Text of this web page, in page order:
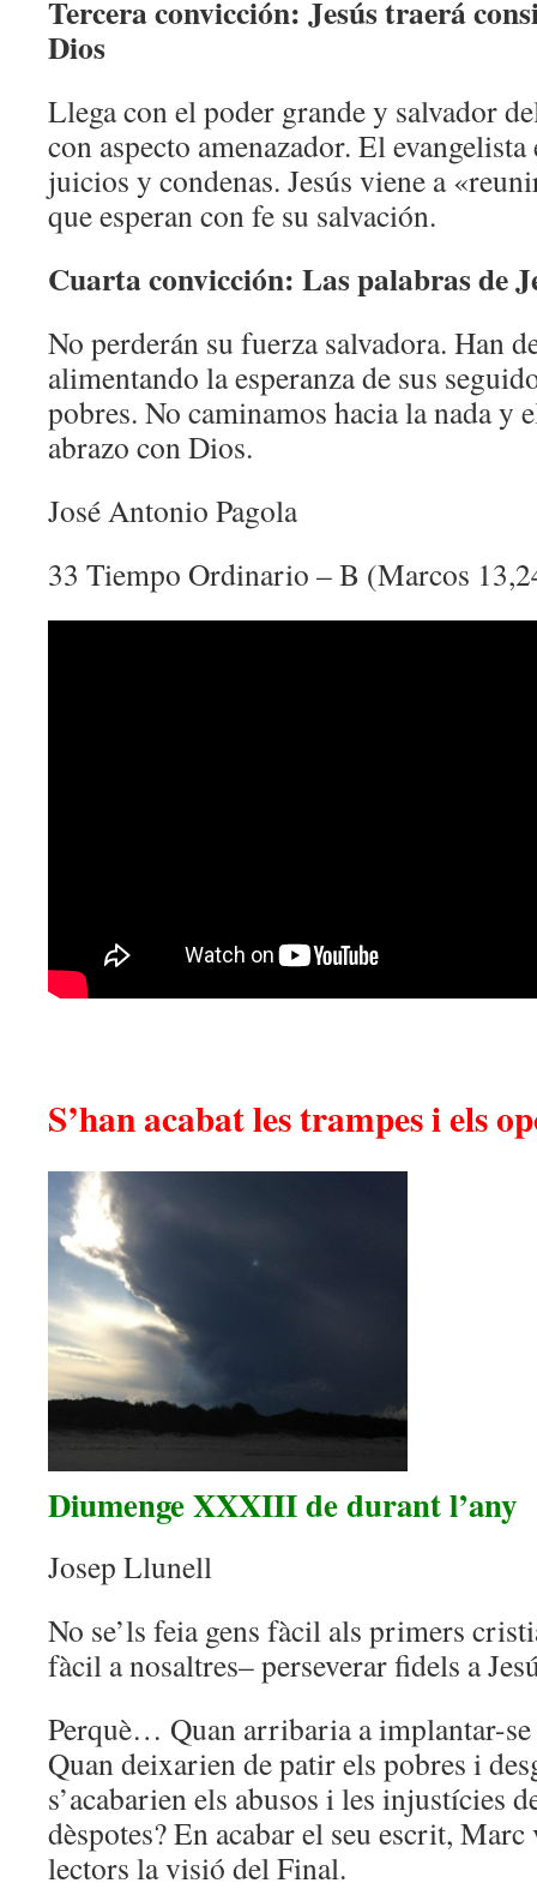
Tercera convicción: Jesús traerá
Dios
Llega con el poder grande y salvador
con aspecto amenazador. El
juicios y condenas. Jesús viene a
que esperan con fe su salvación.
Cuarta convicción: Las palabras de
No perderán su fuerza salvadora. Han
alimentando la esperanza de sus
pobres. No caminamos hacia la nada y
abrazo con Dios.
José Antonio Pagola
33 Tiempo Ordinario – B (Marcos
S’han acabat les trampes i els
Diumenge XXXIII de durant l’any
Josep Llunell
No se’ls feia gens fàcil als primers
fàcil a nosaltres– perseverar fidels a
Perquè… Quan arribaria a implantar-se
Quan deixarien de patir els pobres i
s’acabarien els abusos i les injustícies
dèspotes? En acabar el seu escrit,
lectors la visió del Final.